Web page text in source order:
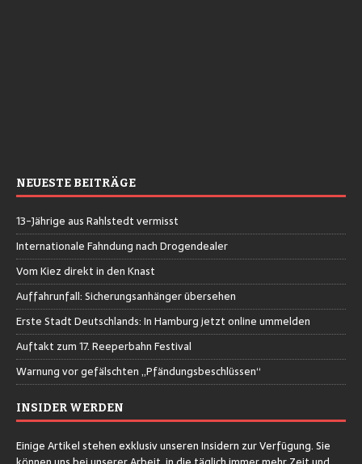
NEUESTE BEITRÄGE
13-Jährige aus Rahlstedt vermisst
Internationale Fahndung nach Drogendealer
Vom Kiez direkt in den Knast
Auffahrunfall: Sicherungsanhänger übersehen
Erste Stadt Deutschlands: In Hamburg jetzt online ummelden
Auftakt zum 17. Reeperbahn Festival
Warnung vor gefälschten „Pfändungsbeschlüssen“
INSIDER WERDEN
Einige Artikel stehen exklusiv unseren Insidern zur Verfügung. Sie